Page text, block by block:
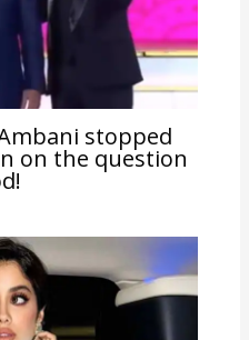
stopped
on the question